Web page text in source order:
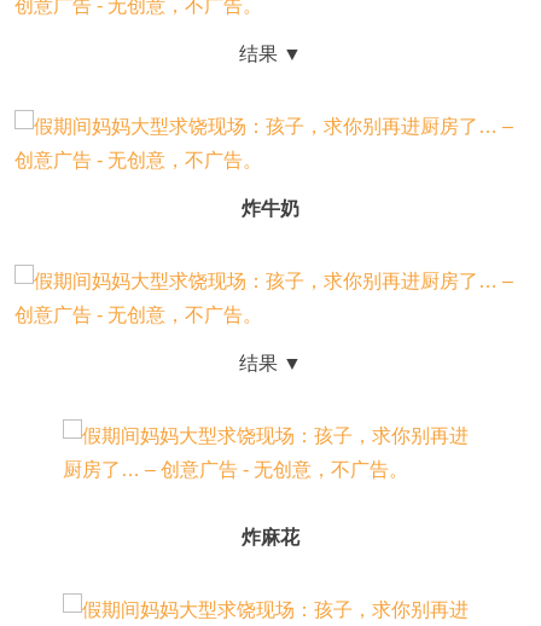
结果 ▼
炸牛奶
结果 ▼
炸麻花